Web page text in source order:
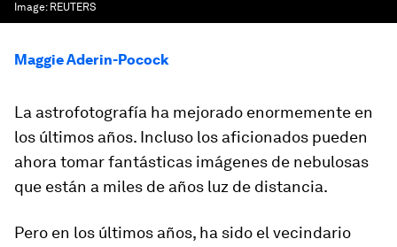
Image: REUTERS
Maggie Aderin-Pocock
La astrofotografía ha mejorado enormemente en
los últimos años. Incluso los aficionados pueden
ahora tomar fantásticas imágenes de nebulosas
que están a miles de años luz de distancia.
Pero en los últimos años, ha sido el vecindario